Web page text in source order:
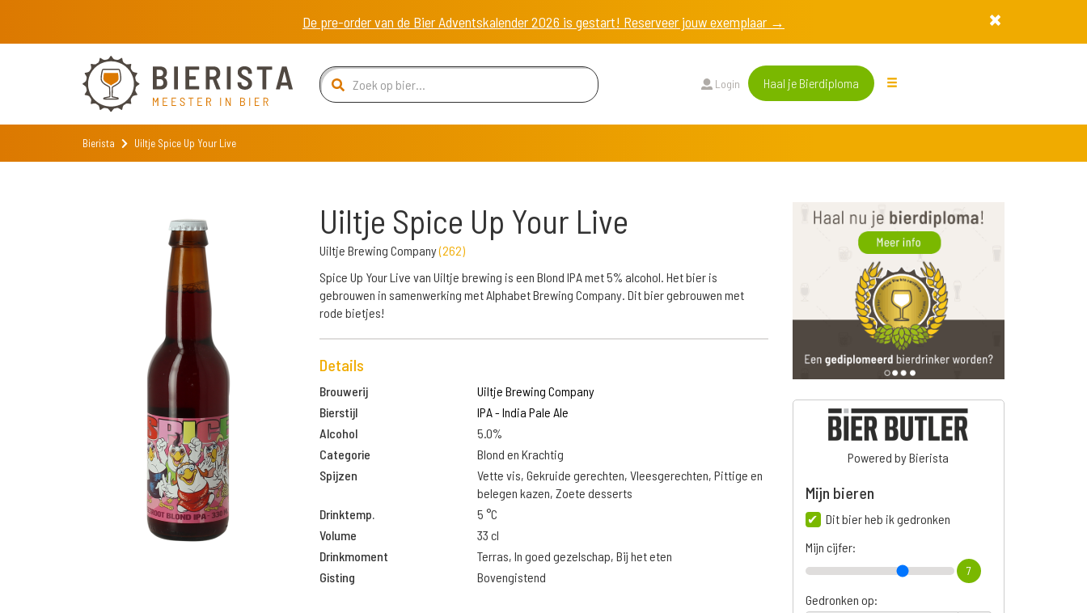
De pre-order van de Bier Adventskalender 2026 is gestart! Reserveer jouw exemplaar →
Login Haal je Bierdiploma
Bierista Uiltje Spice Up Your Live
Uiltje Spice Up Your Live
Uiltje Brewing Company(262)
Spice Up Your Live van Uiltje brewing is een Blond IPA met 5% alcohol. Het bier is
gebrouwen in samenwerking met Alphabet Brewing Company. Dit bier gebrouwen met
rode bietjes!
Details
Brouwerij
Uiltje Brewing Company
Bierstijl
IPA - India Pale Ale
Alcohol
5.0%
Categorie
Blond en Krachtig
Spijzen
Vette vis, Gekruide gerechten, Vleesgerechten, Pittige en
belegen kazen, Zoete desserts
Drinktemp.
5 °C
Volume
33 cl
Drinkmoment
Terras, In goed gezelschap, Bij het eten
Gisting
Bovengistend
Powered by Bierista
Mijn bieren
Dit bier heb ik gedronken
Mijn cijfer:
7
Gedronken op: